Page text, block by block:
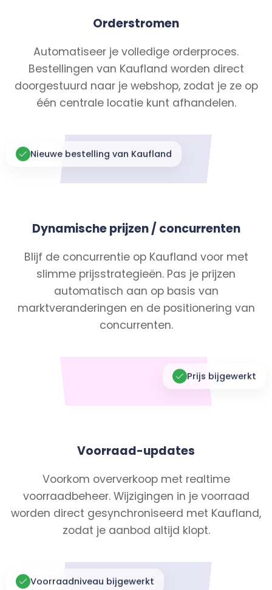
Orderstromen
Automatiseer je volledige orderproces.
Bestellingen van Kaufland worden direct
doorgestuurd naar je webshop, zodat je ze op
één centrale locatie kunt afhandelen.
Nieuwe bestelling van Kaufland
Dynamische prijzen / concurrenten
Blijf de concurrentie op Kaufland voor met
slimme prijsstrategieën. Pas je prijzen
automatisch aan op basis van
marktveranderingen en de positionering van
concurrenten.
Prijs bijgewerkt
Voorraad-updates
Voorkom oververkoop met realtime
voorraadbeheer. Wijzigingen in je voorraad
worden direct gesynchroniseerd met Kaufland,
zodat je aanbod altijd klopt.
Voorraadniveau bijgewerkt